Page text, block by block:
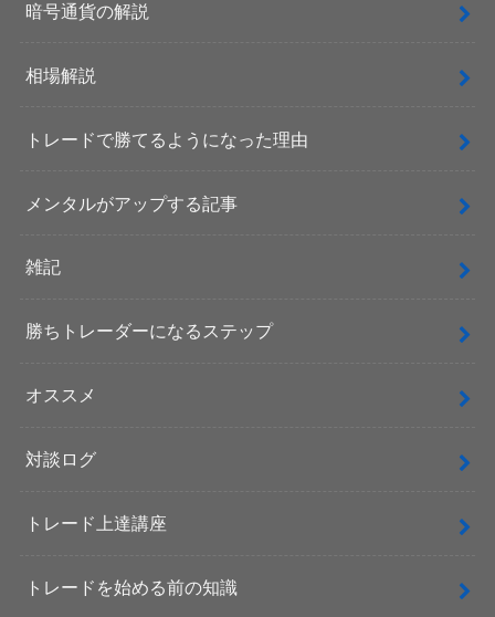
暗号通貨の解説
相場解説
トレードで勝てるようになった理由
メンタルがアップする記事
雑記
勝ちトレーダーになるステップ
オススメ
対談ログ
トレード上達講座
トレードを始める前の知識